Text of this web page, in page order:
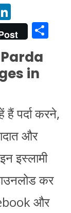
n
k
e
dIin
पर्दा करने,
और
इस्लामी
कर
और